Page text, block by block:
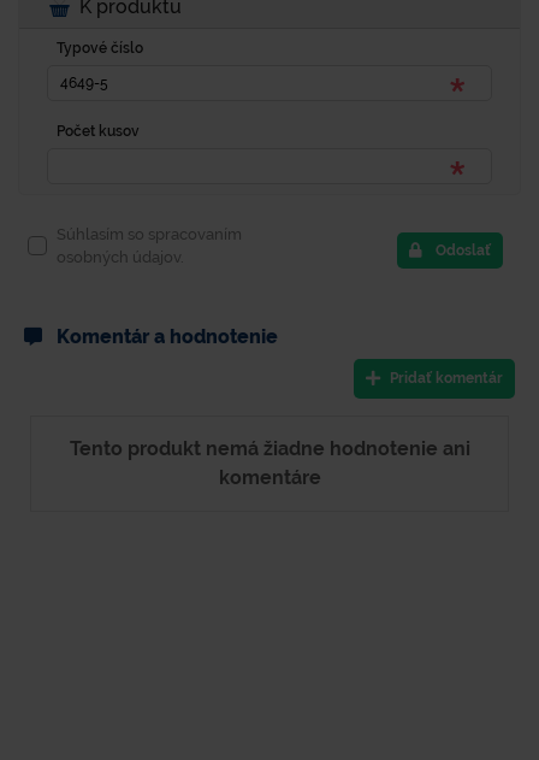
K produktu
Typové číslo
Počet kusov
Súhlasím so spracovaním
osobných údajov.
Odoslať
Komentár a hodnotenie
Pridať komentár
Tento produkt nemá žiadne hodnotenie ani
komentáre